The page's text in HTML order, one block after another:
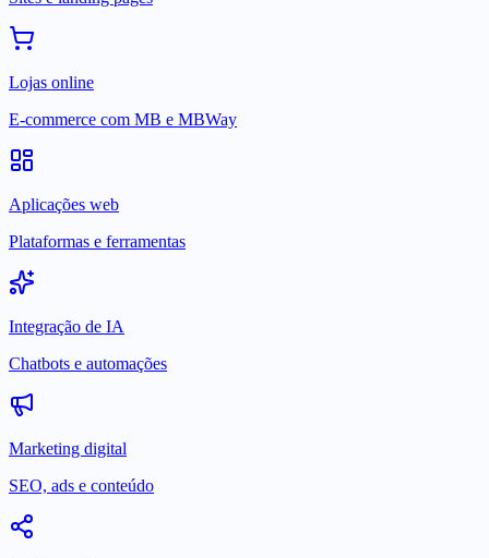
Lojas online
E-commerce com MB e MBWay
Aplicações web
Plataformas e ferramentas
Integração de IA
Chatbots e automações
Marketing digital
SEO, ads e conteúdo